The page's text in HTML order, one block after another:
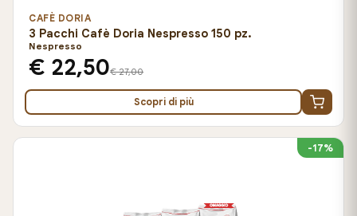
CAFÈ DORIA
3 Pacchi Cafè Doria Nespresso 150 pz.
Nespresso
€ 22,50€ 27,00
Scopri di più
-17%